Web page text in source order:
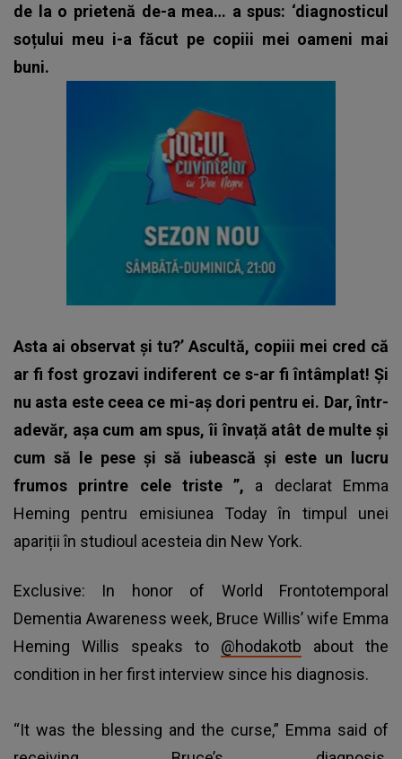
de la o prietenă de-a mea… a spus: ‘diagnosticul
soțului meu i-a făcut pe copiii mei oameni mai
buni.
Asta ai observat și tu?’ Ascultă, copiii mei cred că
ar fi fost grozavi indiferent ce s-ar fi întâmplat! Și
nu asta este ceea ce mi-aș dori pentru ei. Dar, într-
adevăr, așa cum am spus, îi învață atât de multe și
cum să le pese și să iubească și este un lucru
frumos printre cele triste ”, a declarat Emma
Heming pentru emisiunea Today în timpul unei
apariții în studioul acesteia din New York.
Exclusive: In honor of World Frontotemporal
Dementia Awareness week, Bruce Willis’ wife Emma
Heming Willis speaks to @hodakotb about the
condition in her first interview since his diagnosis.
“It was the blessing and the curse,” Emma said of